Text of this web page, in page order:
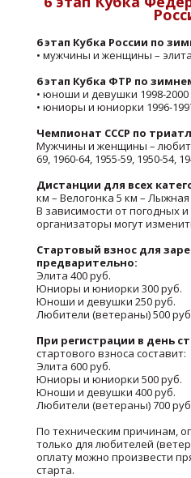
6 этап Кубка России по
• мужчины и женщины – элита
6 этап Кубка ФТР по
• юноши и девушки 1998-2000
• юниоры и юниорки 1996-
Чемпионат СССР по
Мужчины и женщины –
69, 1960-64, 1955-59, 1950-54,
Дистанции для всех
км – Велогонка 5 км – Лыжная
В зависимости от погодных
организаторы могут
Стартовый взнос для
предварительно:
Элита 400 руб.
Юниоры и юниорки 300 руб.
Юноши и девушки 250 руб.
Любители (ветераны) 500
При регистрации в день
стартового взноса составит:
Элита 600 руб.
Юниоры и юниорки 500 руб.
Юноши и девушки 400 руб.
Любители (ветераны) 700
По техническим причинам,
только для любителей
оплату можно произвести
старта.